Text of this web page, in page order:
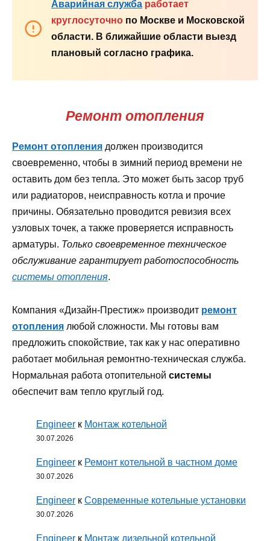
Аварийная служба работает
круглосуточно по Москве и Московской
области. В ближайшие области выезд
плановый согласно графика.
Ремонт отопления
Ремонт отопления должен производится
своевременно, чтобы в зимний период времени не
оставить дом без тепла. Это может быть засор труб
или радиаторов, неисправность котла и прочие
причины. Обязательно проводится ревизия всех
узловых точек, а также проверяется исправность
арматуры. Только своевременное техническое
обслуживание гарантирует работоспособность
системы отопления.
Компания «Дизайн-Престиж» производит ремонт
отопления любой сложности. Мы готовы вам
предложить спокойствие, так как у нас оперативно
работает мобильная ремонтно-техническая служба.
Нормальная работа отопительной системы
обеспечит вам тепло круглый год.
Engineer к Монтаж котельной
30.07.2026
Engineer к Ремонт котельной в частном доме
30.07.2026
Engineer к Современные котельные установки
30.07.2026
Engineer к Монтаж дизельной котельной